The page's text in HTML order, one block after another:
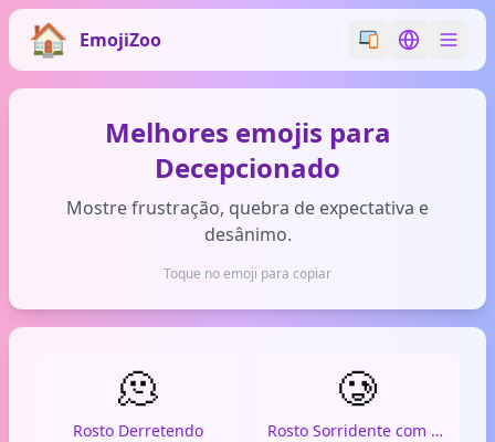
EmojiZoo Switch emoji
Switch
Melhores emojis para
Decepcionado
Mostre frustração, quebra de expectativa e
desânimo.
Toque no emoji para copiar
🫠
Rosto Derretendo
🥲
Rosto Sorridente com Lágrima